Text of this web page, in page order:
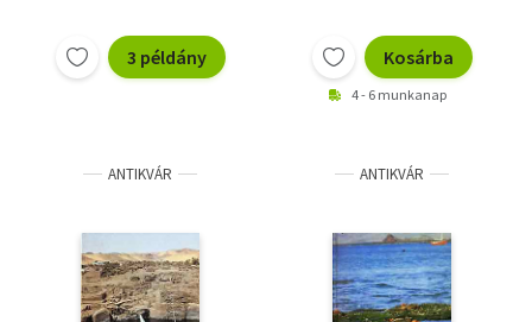
3 példány Kosárba
4 - 6 munkanap
ANTIKVÁR ANTIKVÁR